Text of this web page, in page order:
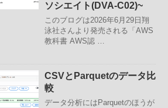
ソシエイト(DVA-C02)~
このブログは2026年6月29日翔
泳社さんより発売される「AWS
教科書 AWS認 …
CSVとParquetのデータ比
較
データ分析にはParquetのほうが